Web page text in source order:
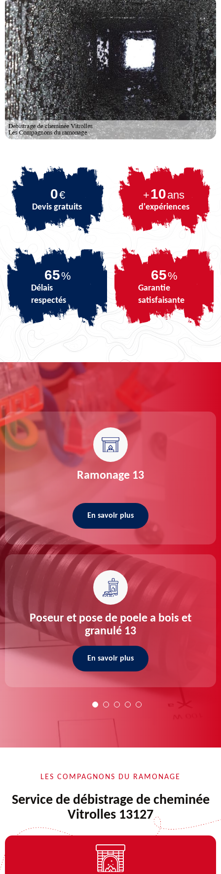
0€
Devis gratuits
+10ans
d'expériences
81%
Délais
respectés
81%
Garantie
satisfaisante
Ramonage 13
En savoir plus
Poseur et pose de poele a bois et
granulé 13
En savoir plus
LES COMPAGNONS DU RAMONAGE
Service de débistrage de cheminée
Vitrolles 13127